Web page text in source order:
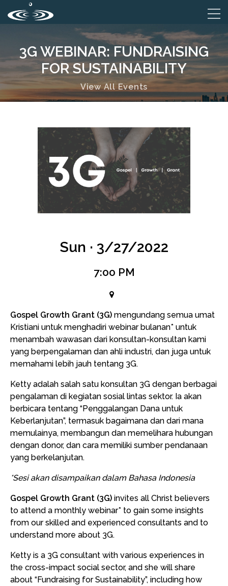
3G WEBINAR: FUNDRAISING
FOR SUSTAINABILITY
View All Events
Sun · 3/27/2022
7:00 PM
Gospel Growth Grant (3G) mengundang semua umat
Kristiani untuk menghadiri webinar bulanan* untuk
menambah wawasan dari konsultan-konsultan kami
yang berpengalaman dan ahli industri, dan juga untuk
memahami lebih jauh tentang 3G.
Ketty adalah salah satu konsultan 3G dengan berbagai
pengalaman di kegiatan sosial lintas sektor. Ia akan
berbicara tentang “Penggalangan Dana untuk
Keberlanjutan”, termasuk bagaimana dan dari mana
memulainya, membangun dan memelihara hubungan
dengan donor, dan cara memiliki sumber pendanaan
yang berkelanjutan.
*Sesi akan disampaikan dalam Bahasa Indonesia
Gospel Growth Grant (3G) invites all Christ believers
to attend a monthly webinar* to gain some insights
from our skilled and experienced consultants and to
understand more about 3G.
Ketty is a 3G consultant with various experiences in
the cross-impact social sector, and she will share
about “Fundraising for Sustainability”, including how